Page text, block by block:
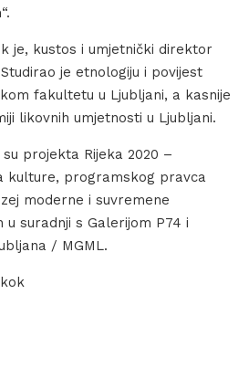
je, kustos i umjetnički direktor
je etnologiju i povijest
fakultetu u Ljubljani, a kasnije
likovnih umjetnosti u Ljubljani.
projekta Rijeka 2020 –
kulture, programskog pravca
moderne i suvremene
suradnji s Galerijom P74 i
/ MGML.